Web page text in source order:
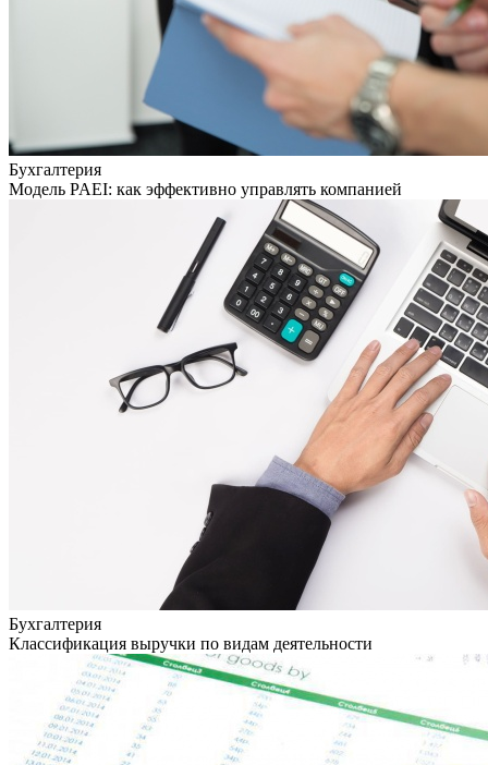
Бухгалтерия
Модель PAEI: как эффективно управлять компанией
Бухгалтерия
Классификация выручки по видам деятельности